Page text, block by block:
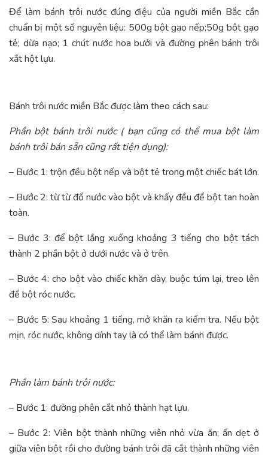
Để làm bánh trôi nước đúng điệu của người miền Bắc cần
chuẩn bị một số nguyên liệu: 500g bột gạo nếp;50g bột gạo
tẻ; dừa nạo; 1 chút nước hoa bưởi và đường phên bánh trôi
xắt hột lựu.
Bánh trôi nước miền Bắc được làm theo cách sau:
Phần bột bánh trôi nước ( bạn cũng có thể mua bột làm
bánh trôi bán sẵn cũng rất tiện dụng):
– Bước 1: trộn đều bột nếp và bột tẻ trong một chiếc bát lớn.
– Bước 2: từ từ đổ nước vào bột và khấy đều để bột tan hoàn
toàn.
– Bước 3: để bột lắng xuống khoảng 3 tiếng cho bột tách
thành 2 phần bột ở dưới nước và ở trên.
– Bước 4: cho bột vào chiếc khăn dày, buộc túm lại, treo lên
để bột róc nước.
– Bước 5: Sau khoảng 1 tiếng, mở khăn ra kiểm tra. Nếu bột
mịn, róc nước, không dính tay là có thể làm bánh được.
Phần làm bánh trôi nước:
– Bước 1: đường phên cắt nhỏ thành hạt lựu.
– Bước 2: Viên bột thành những viên nhỏ vừa ăn; ấn dẹt ở
giữa viên bột rồi cho đường bánh trôi đã cắt thành những viên